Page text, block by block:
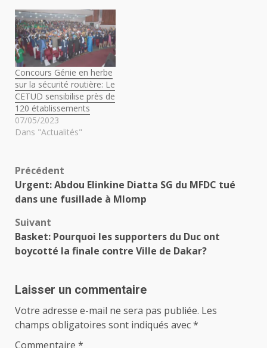
Concours Génie en herbe
sur la sécurité routière: Le
CETUD sensibilise près de
120 établissements
07/05/2023
Dans "Actualités"
Navigation
d’article
Précédent
Urgent: Abdou Elinkine Diatta SG du MFDC tué
dans une fusillade à Mlomp
Suivant
Basket: Pourquoi les supporters du Duc ont
boycotté la finale contre Ville de Dakar?
Laisser un commentaire
Votre adresse e-mail ne sera pas publiée. Les
champs obligatoires sont indiqués avec*
Commentaire *